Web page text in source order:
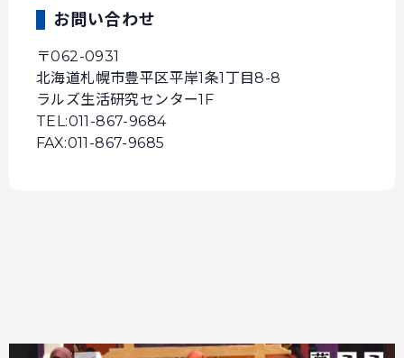
お問い合わせ
〒062-0931
北海道札幌市豊平区平岸1条1丁目8-8
ラルズ生活研究センター1F
TEL:011-867-9684
FAX:011-867-9685